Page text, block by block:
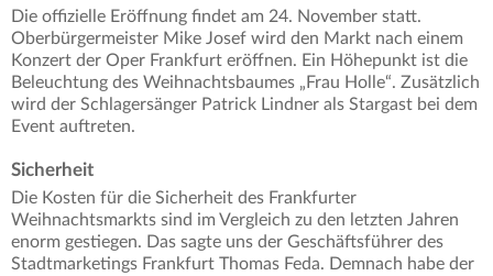
Die offizielle Eröffnung findet am 24. November statt.
Oberbürgermeister Mike Josef wird den Markt nach einem
Konzert der Oper Frankfurt eröffnen. Ein Höhepunkt ist die
Beleuchtung des Weihnachtsbaumes „Frau Holle“. Zusätzlich
wird der Schlagersänger Patrick Lindner als Stargast bei dem
Event auftreten.
Sicherheit
Die Kosten für die Sicherheit des Frankfurter
Weihnachtsmarkts sind im Vergleich zu den letzten Jahren
enorm gestiegen. Das sagte uns der Geschäftsführer des
Stadtmarketings Frankfurt Thomas Feda. Demnach habe der